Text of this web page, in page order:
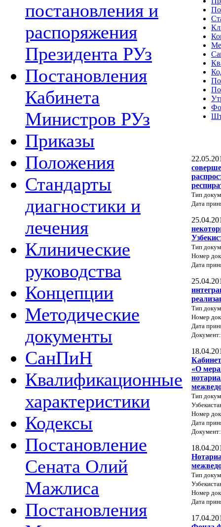
постановления и
распоряжения
Президента РУз
Постановления
Кабинета
Министров РУз
Приказы
Положения
Стандарты
диагностики и
лечения
Клинические
руководства
Концепции
Методические
документы
СанПиН
Квалификационные
характеристики
Кодексы
Постановление
Сената Олий
Мажлиса
Постановления
Тип
Дата
Тип
Номер
Дата
Тип
Номер
Дата
«О
Тип
Номер
Дата
Тип
Номер
Дата